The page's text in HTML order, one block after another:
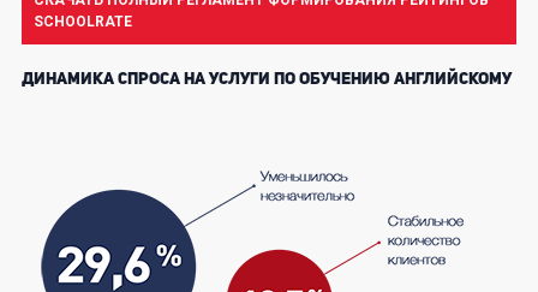
SCHOOLRATE
ДИНАМИКА СПРОСА НА УСЛУГИ ПО ОБУЧЕНИЮ АНГЛИЙСКОМУ